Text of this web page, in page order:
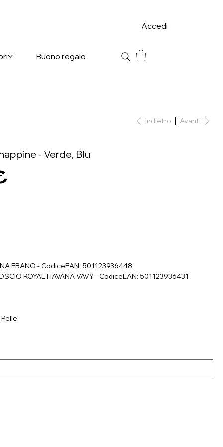
Buono regalo
Accedi
Indietro Avanti
- Verde, Blu
EBANO - CodiceEAN: 501123936448
ROYAL HAVANA VAVY - CodiceEAN: 501123936431